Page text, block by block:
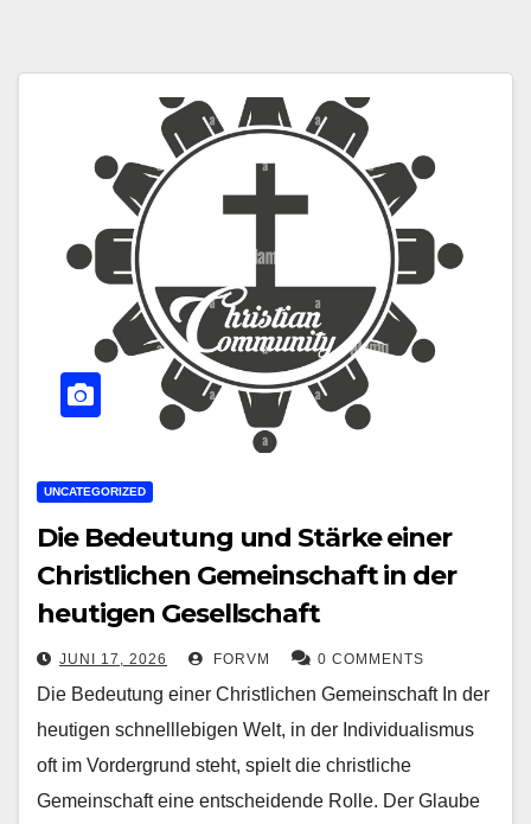
UNCATEGORIZED
Die Bedeutung und Stärke einer
Christlichen Gemeinschaft in der
heutigen Gesellschaft
JUNI 17, 2026 FORVM 0 COMMENTS
Die Bedeutung einer Christlichen Gemeinschaft In der
heutigen schnelllebigen Welt, in der Individualismus
oft im Vordergrund steht, spielt die christliche
Gemeinschaft eine entscheidende Rolle. Der Glaube